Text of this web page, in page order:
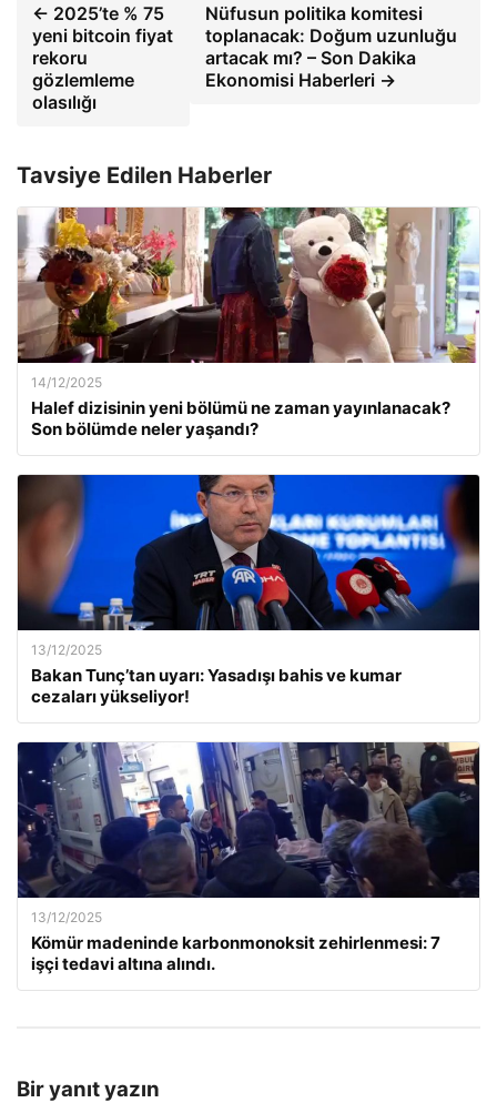
← 2025’te % 75
yeni bitcoin fiyat
rekoru
gözlemleme
olasılığı
Nüfusun politika komitesi
toplanacak: Doğum uzunluğu
artacak mı? – Son Dakika
Ekonomisi Haberleri →
Tavsiye Edilen Haberler
14/12/2025
Halef dizisinin yeni bölümü ne zaman yayınlanacak?
Son bölümde neler yaşandı?
13/12/2025
Bakan Tunç’tan uyarı: Yasadışı bahis ve kumar
cezaları yükseliyor!
13/12/2025
Kömür madeninde karbonmonoksit zehirlenmesi: 7
işçi tedavi altına alındı.
Bir yanıt yazın